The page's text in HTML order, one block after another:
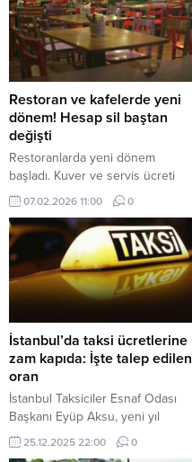
Restoran ve kafelerde yeni
dönem! Hesap sil baştan
değişti
Restoranlarda yeni dönem
başladı. Kuver ve servis ücreti
alması yasaklanan restoranlar,
gönüllü bahşiş sistemini devreye
aldı. Bu sistemde müşteri bahşiş
oranını kendi belirliyor, bahşiş
POS'tan geçiyor ve vergi kaybı
olmuyor.
07.02.2026 11:00 0
İstanbul’da taksi ücretlerine
zam kapıda: İşte talep edilen
oran
İstanbul Taksiciler Esnaf Odası
Başkanı Eyüp Aksu, yeni yıl
öncesi taksi ücretlerine en az
yüzde 30 zam talebini İBB'ye
25.12.2025 22:00 0